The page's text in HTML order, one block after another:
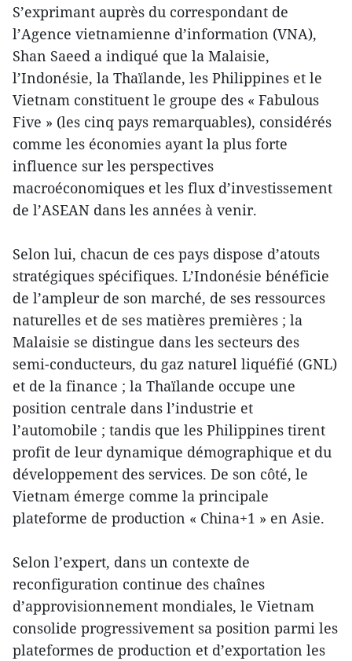
S’exprimant auprès du correspondant de
l’Agence vietnamienne d’information (VNA),
Shan Saeed a indiqué que la Malaisie,
l’Indonésie, la Thaïlande, les Philippines et le
Vietnam constituent le groupe des « Fabulous
Five » (les cinq pays remarquables), considérés
comme les économies ayant la plus forte
influence sur les perspectives
macroéconomiques et les flux d’investissement
de l’ASEAN dans les années à venir.
Selon lui, chacun de ces pays dispose d’atouts
stratégiques spécifiques. L’Indonésie bénéficie
de l’ampleur de son marché, de ses ressources
naturelles et de ses matières premières ; la
Malaisie se distingue dans les secteurs des
semi-conducteurs, du gaz naturel liquéfié (GNL)
et de la finance ; la Thaïlande occupe une
position centrale dans l’industrie et
l’automobile ; tandis que les Philippines tirent
profit de leur dynamique démographique et du
développement des services. De son côté, le
Vietnam émerge comme la principale
plateforme de production « China+1 » en Asie.
Selon l’expert, dans un contexte de
reconfiguration continue des chaînes
d’approvisionnement mondiales, le Vietnam
consolide progressivement sa position parmi les
plateformes de production et d’exportation les